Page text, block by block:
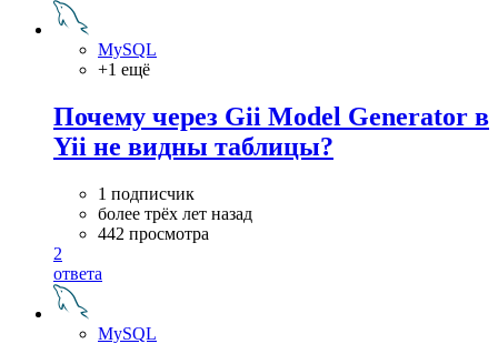
MySQL
+1 ещё
Почему через Gii Model Generator в
Yii не видны таблицы?
1 подписчик
более трёх лет назад
442 просмотра
2
ответа
MySQL